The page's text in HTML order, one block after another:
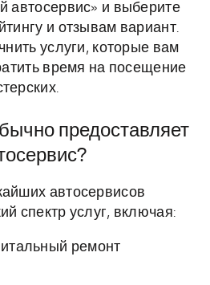
автосервис» и выберите
и отзывам вариант.
услуги, которые вам
время на посещение
предоставляет
автосервисов
спектр услуг, включая:
ремонт